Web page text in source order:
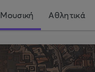
Μουσική Αθλητικά